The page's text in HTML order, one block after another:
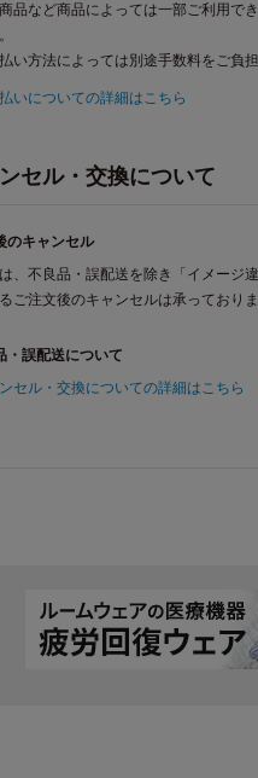
品など商品によっては一部ご利用で
い方法によっては別途手数料をご負担
いについての詳細はこちら
セル・交換について
のキャンセル
、不良品・誤配送を除き「イメージ
ご注文後のキャンセルは承っておりま
・誤配送について
セル・交換についての詳細はこちら